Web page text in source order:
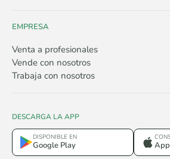
EMPRESA
Venta a profesionales
Vende con nosotros
Trabaja con nosotros
DESCARGA LA APP
DISPONIBLE EN
Google Play